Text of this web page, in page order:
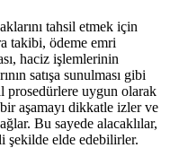
tahsil etmek için
takibi, ödeme emri
haciz işlemlerinin
satışa sunulması gibi
prosedürlere uygun olarak
aşamayı dikkatle izler ve
Bu sayede alacaklılar,
şekilde elde edebilirler.